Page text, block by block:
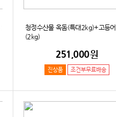
청정수산물 옥돔(특대2kg)+고등
(2kg)
251,000원
진상품 조건부무료배송